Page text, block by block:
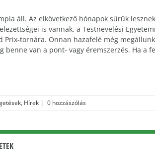
áll. Az elkövetkező hónapok sűrűk
is vannak, a Testnevelési
Prix-tornára. Onnan hazafelé még
van a pont- vagy éremszerzés. Ha a
, Hírek | 0 hozzászólás